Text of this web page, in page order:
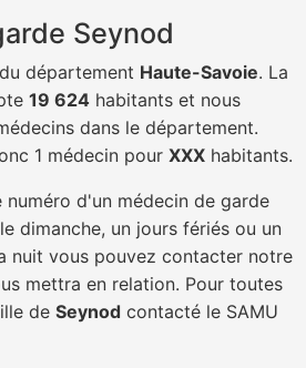
Seynod
département Haute-Savoie. La
19 624 habitants et nous
dans le département.
1 médecin pour XXX habitants.
numéro d'un médecin de garde
dimanche, un jours fériés ou un
nuit vous pouvez contacter notre
mettra en relation. Pour toutes
de Seynod contacté le SAMU